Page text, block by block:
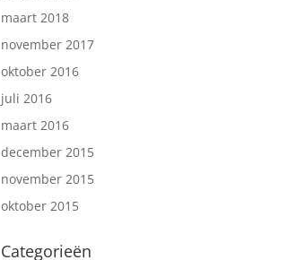
maart 2018
november 2017
oktober 2016
juli 2016
maart 2016
december 2015
november 2015
oktober 2015
Categorieën